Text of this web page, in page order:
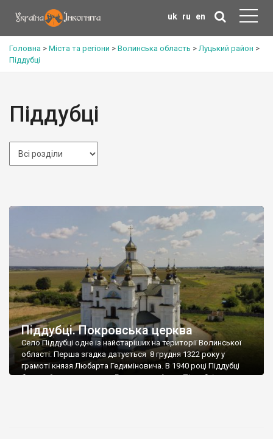
uk ru en
Головна > Міста та регіони > Волинська область >Луцький район >
Піддубці
Піддубці
Піддубці. Покровська церква
Село Піддубці одне із найстаріших на території Волинської
області. Перша згадка датується 8 грудня 1322 року у
грамоті князя Любарта Гедиміновича. В 1940 році Піддубці
були районним центром. Головна пам’ятка Піддубців –